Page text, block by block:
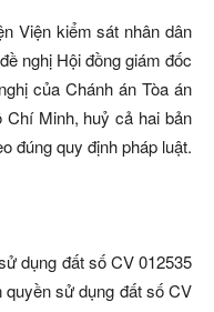
Viện kiểm sát nhân dân
nghị Hội đồng giám đốc
của Chánh án Tòa án
Chí Minh, huỷ cả hai bản
đúng quy định pháp luật.
dụng đất số CV 012535
sử dụng đất số CV